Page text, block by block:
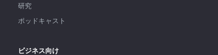
研究
ポッドキャスト
ビジネス向け